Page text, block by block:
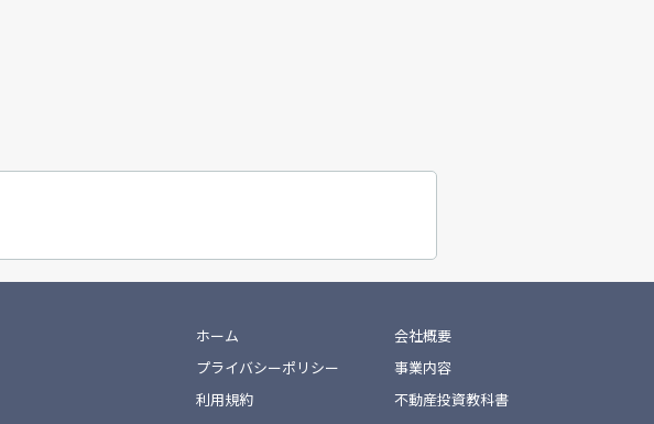
ホーム
プライバシーポリシー
利用規約
会社概要
事業内容
不動産投資教科書